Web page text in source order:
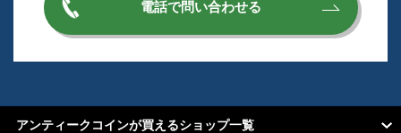
電話で問い合わせる
アンティークコインが買えるショップ一覧